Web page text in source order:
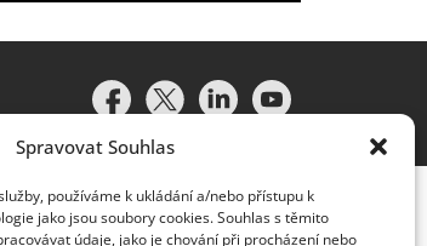
Spravovat Souhlas
používáme k ukládání a/nebo přístupu k
jako jsou soubory cookies. Souhlas s těmito
údaje, jako je chování při procházení nebo